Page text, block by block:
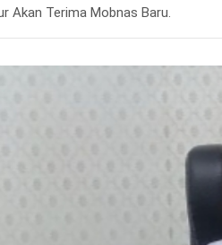
Akan Terima Mobnas Baru.